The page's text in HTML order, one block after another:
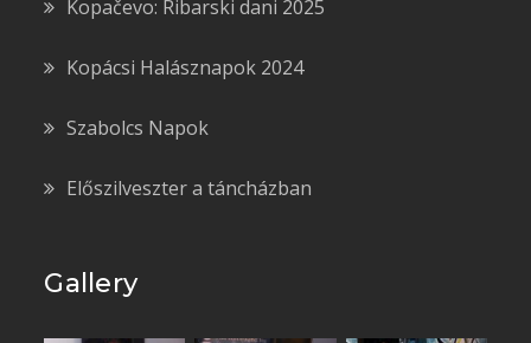
Kopačevo: Ribarski dani 2025
Kopácsi Halásznapok 2024
Szabolcs Napok
Előszilveszter a táncházban
Gallery